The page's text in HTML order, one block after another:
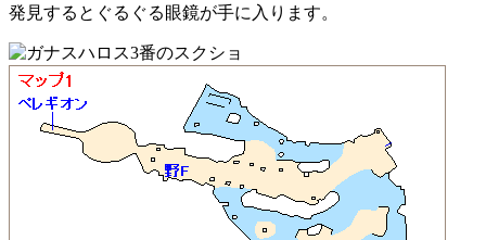
発見すると ぐるぐる眼鏡が手に入ります。